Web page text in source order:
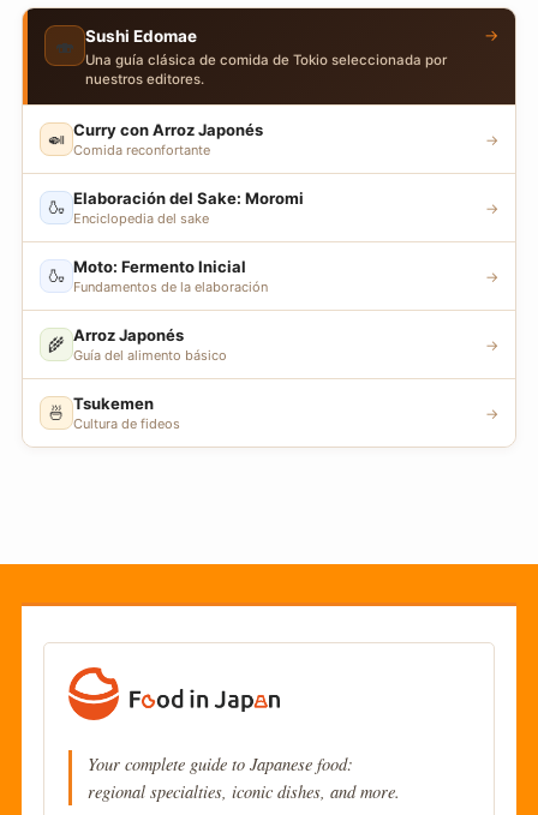
🍣 Sushi Edomae
Una guía clásica de comida de Tokio seleccionada por
nuestros editores.
→
🍛 Curry con Arroz Japonés
Comida reconfortante
→
🍶 Elaboración del Sake: Moromi
Enciclopedia del sake
→
🍶 Moto: Fermento Inicial
Fundamentos de la elaboración
→
🌾 Arroz Japonés
Guía del alimento básico
→
🍜 Tsukemen
Cultura de fideos
→
Your complete guide to Japanese food:
regional specialties, iconic dishes, and more.